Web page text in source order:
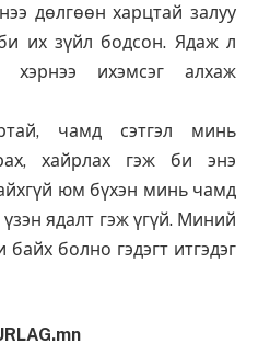
дөлгөөн харцтай залуу
их зүйл бодсон. Ядаж л
хэрнээ ихэмсэг алхаж
чамд сэтгэл минь
хайрлах гэж би энэ
юм бүхэн минь чамд
ядалт гэж үгүй. Миний
болно гэдэгт итгэдэг